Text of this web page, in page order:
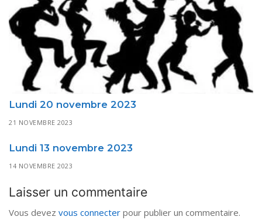
Lundi 20 novembre 2023
21 NOVEMBRE 2023
Lundi 13 novembre 2023
14 NOVEMBRE 2023
Laisser un commentaire
Vous devez vous connecter pour publier un commentaire.